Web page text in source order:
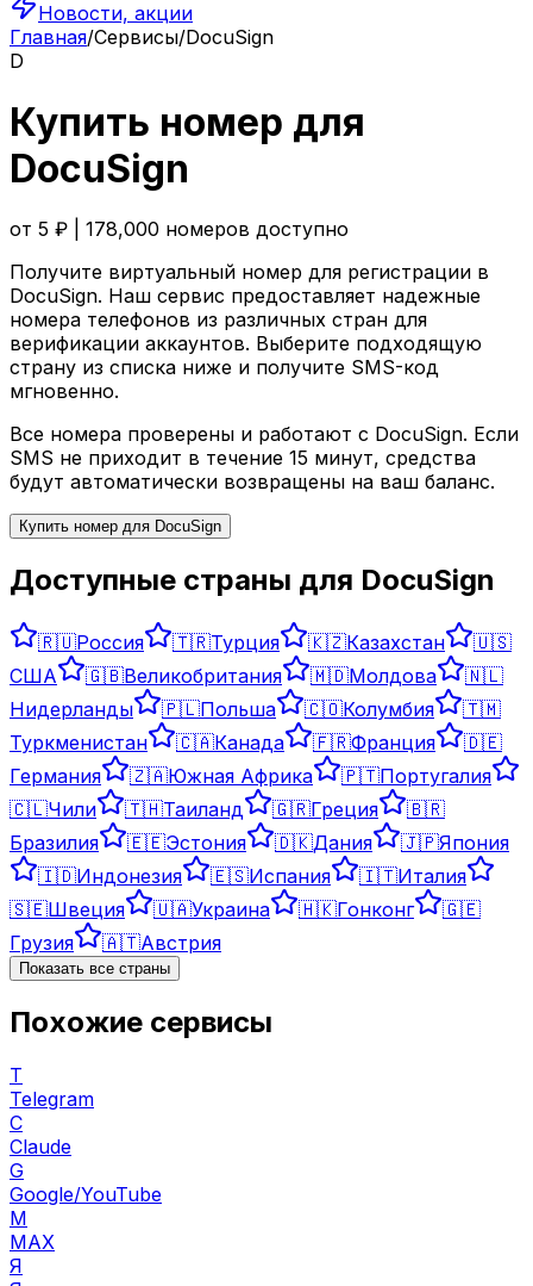
Новости, акции
Главная/Сервисы/DocuSign
D
Купить номер для
DocuSign
от 5 ₽ | 178,000 номеров доступно
Получите виртуальный номер для регистрации в
DocuSign. Наш сервис предоставляет надежные
номера телефонов из различных стран для
верификации аккаунтов. Выберите подходящую
страну из списка ниже и получите SMS-код
мгновенно.
Все номера проверены и работают с DocuSign. Если
SMS не приходит в течение 15 минут, средства
будут автоматически возвращены на ваш баланс.
Купить номер для DocuSign
Доступные страны для DocuSign
🇷🇺Россия 🇹🇷Турция 🇰🇿Казахстан
🇺🇸
США
🇬🇧Великобритания 🇲🇩Молдова
🇳🇱
Нидерланды
🇵🇱Польша 🇨🇴Колумбия
🇹🇲
Туркменистан
🇨🇦Канада 🇫🇷Франция
🇩🇪
Германия
🇿🇦Южная Африка 🇵🇹Португалия
🇨🇱Чили 🇹🇭Таиланд 🇬🇷Греция
🇧🇷
Бразилия
🇪🇪Эстония 🇩🇰Дания 🇯🇵Япония
🇮🇩Индонезия 🇪🇸Испания 🇮🇹Италия
🇸🇪Швеция 🇺🇦Украина 🇭🇰Гонконг
🇬🇪
Грузия
🇦🇹Австрия
Показать все страны
Похожие сервисы
T
Telegram
C
Claude
G
Google/YouTube
M
MAX
Я